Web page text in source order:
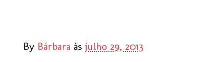
By Bárbara às julho 29, 2013